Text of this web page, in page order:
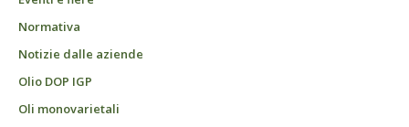
Normativa
Notizie dalle aziende
Olio DOP IGP
Oli monovarietali